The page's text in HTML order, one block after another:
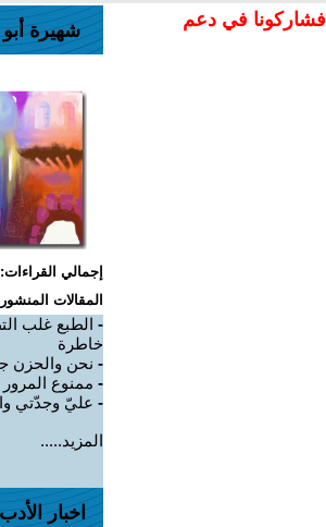
فشاركونا في دعم
شهيرة
إجمالي القراءات:
المقالات المنشورة:
- الطبع غلب
خاطرة
- نحن والحزن
- ممنوع المرور
- عليّ وجدّتي
المزيد.....
اخبار